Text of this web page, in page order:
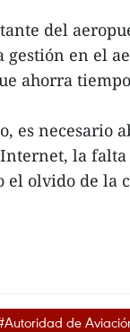
del
en el
ahorra
es necesario
la
el olvido de la
de